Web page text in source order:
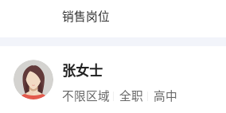
销售岗位
张女士
不限区域 全职 高中